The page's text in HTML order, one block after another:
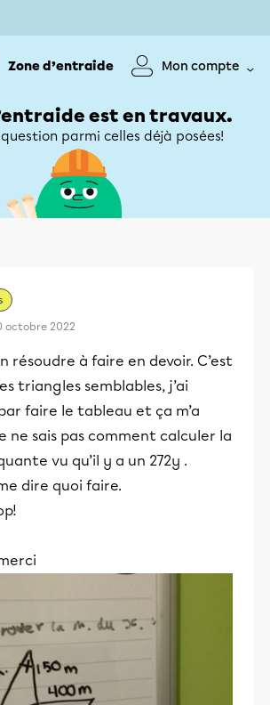
Zone d’entraide Mon compte
est en travaux.
parmi celles déjà posées!
octobre 2022
résoudre à faire en devoir. C’est
triangles semblables, j’ai
faire le tableau et ça m’a
ne sais pas comment calculer la
vu qu’il y a un 272y .
dire quoi faire.